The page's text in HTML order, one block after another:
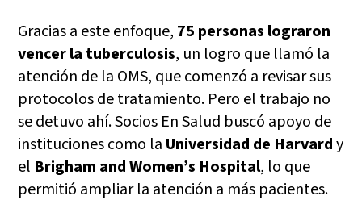
Gracias a este enfoque, 75 personas lograron
vencer la tuberculosis, un logro que llamó la
atención de la OMS, que comenzó a revisar sus
protocolos de tratamiento. Pero el trabajo no
se detuvo ahí. Socios En Salud buscó apoyo de
instituciones como la Universidad de Harvardy
el Brigham and Women’s Hospital, lo que
permitió ampliar la atención a más pacientes.